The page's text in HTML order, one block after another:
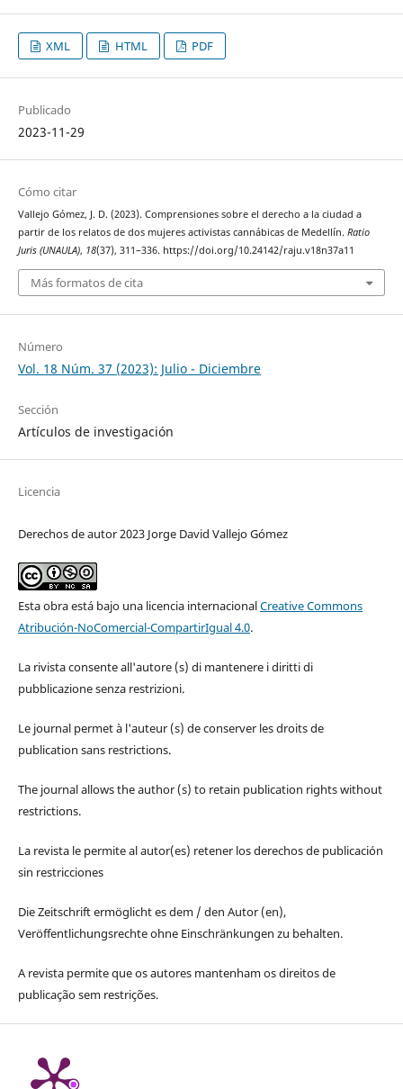
XML HTML PDF
Publicado
2023-11-29
Cómo citar
Vallejo Gómez, J. D. (2023). Comprensiones sobre el derecho a la ciudad a
partir de los relatos de dos mujeres activistas cannábicas de Medellín. Ratio
Juris (UNAULA), 18(37), 311–336. https://doi.org/10.24142/raju.v18n37a11
Más formatos de cita
Número
Vol. 18 Núm. 37 (2023): Julio - Diciembre
Sección
Artículos de investigación
Licencia
Derechos de autor 2023 Jorge David Vallejo Gómez
Esta obra está bajo una licencia internacionalCreative Commons
Atribución-NoComercial-CompartirIgual 4.0.
La rivista consente all'autore (s) di mantenere i diritti di
pubblicazione senza restrizioni.
Le journal permet à l'auteur (s) de conserver les droits de
publication sans restrictions.
The journal allows the author (s) to retain publication rights without
restrictions.
La revista le permite al autor(es) retener los derechos de publicación
sin restricciones
Die Zeitschrift ermöglicht es dem / den Autor (en),
Veröffentlichungsrechte ohne Einschränkungen zu behalten.
A revista permite que os autores mantenham os direitos de
publicação sem restrições.